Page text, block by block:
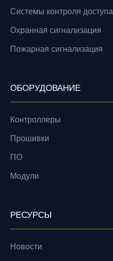
Системы контроля доступа
Охранная сигнализация
Пожарная сигнализация
ОБОРУДОВАНИЕ
Контроллеры
Прошивки
ПО
Модули
РЕСУРСЫ
Новости